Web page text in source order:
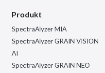
Produkt
SpectraAlyzer MIA
SpectraAlyzer GRAIN VISION
AI
SpectraAlyzer GRAIN NEO